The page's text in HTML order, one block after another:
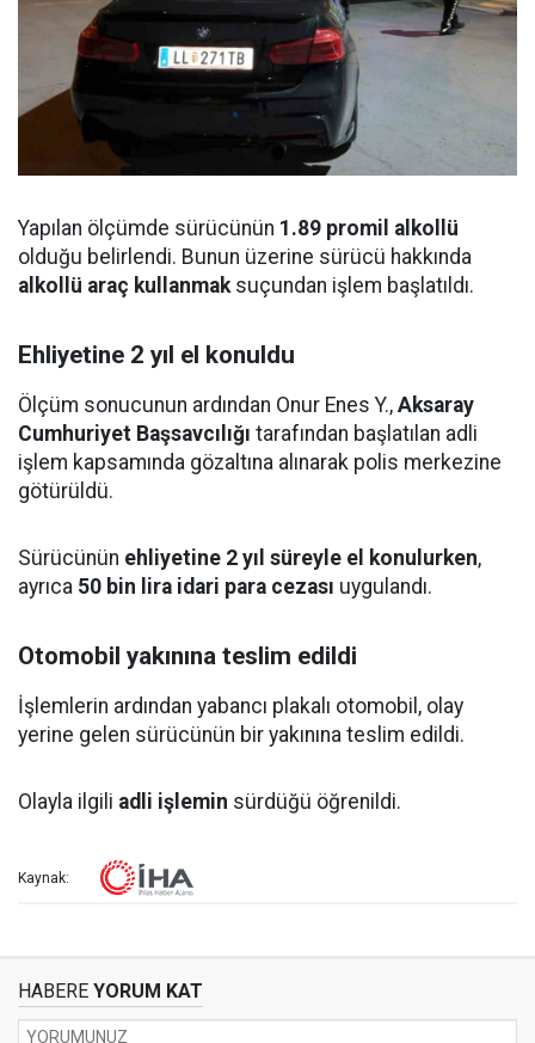
Yapılan ölçümde sürücünün 1.89 promil alkollü
olduğu belirlendi. Bunun üzerine sürücü hakkında
alkollü araç kullanmak suçundan işlem başlatıldı.
Ehliyetine 2 yıl el konuldu
Ölçüm sonucunun ardından Onur Enes Y., Aksaray
Cumhuriyet Başsavcılığı tarafından başlatılan adli
işlem kapsamında gözaltına alınarak polis merkezine
götürüldü.
Sürücünün ehliyetine 2 yıl süreyle el konulurken,
ayrıca 50 bin lira idari para cezası uygulandı.
Otomobil yakınına teslim edildi
İşlemlerin ardından yabancı plakalı otomobil, olay
yerine gelen sürücünün bir yakınına teslim edildi.
Olayla ilgili adli işlemin sürdüğü öğrenildi.
Kaynak:
HABERE YORUM KAT